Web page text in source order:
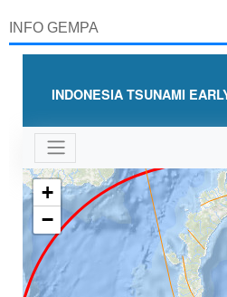
INFO GEMPA